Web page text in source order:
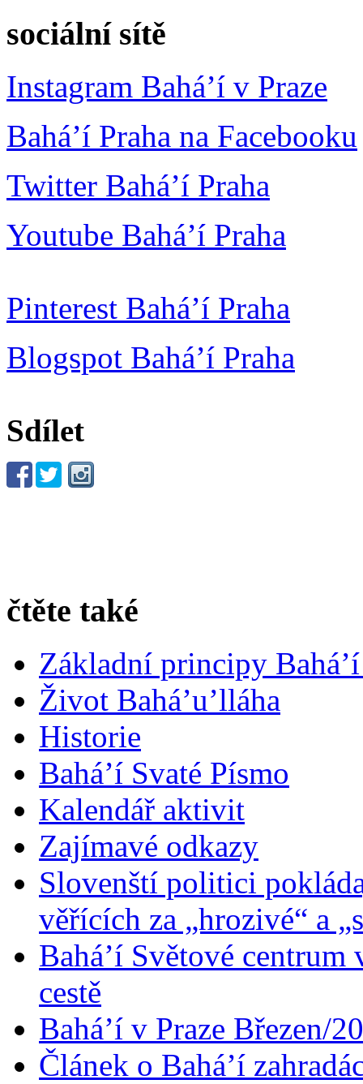
sociální sítě
Instagram Bahá’í v Praze
Bahá’í Praha na Facebooku
Twitter Bahá’í Praha
Youtube Bahá’í Praha
Pinterest Bahá’í Praha
Blogspot Bahá’í Praha
Sdílet
čtěte také
Základní principy
Život Bahá’u’lláha
Historie
Bahá’í Svaté Písmo
Kalendář aktivit
Zajímavé odkazy
Slovenští politici
věřících za „hrozivé“ a
Bahá’í Světové
cestě
Bahá’í v Praze Březen/
Článek o Bahá’í